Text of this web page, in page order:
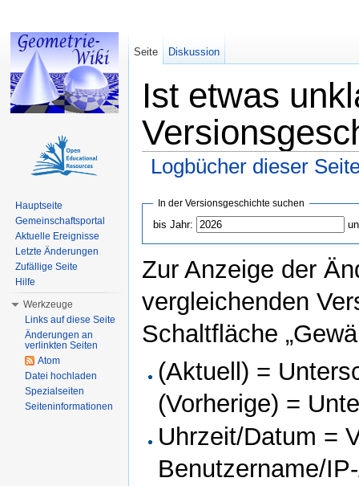
Ist etwas
Logbücher dieser
In der Versionsgeschichte suchen
bis Jahr:
Zur Anzeige der
vergleichenden
Schaltfläche
(Aktuell) =
(Vorherige) =
Uhrzeit/Datum =
Benutzername/
Seite Diskussion
Hauptseite
Gemeinschaftsportal
Aktuelle Ereignisse
Letzte Änderungen
Zufällige Seite
Hilfe
Werkzeuge
Links auf diese Seite
Änderungen an
verlinkten Seiten
Atom
Datei hochladen
Spezialseiten
Seiteninformationen